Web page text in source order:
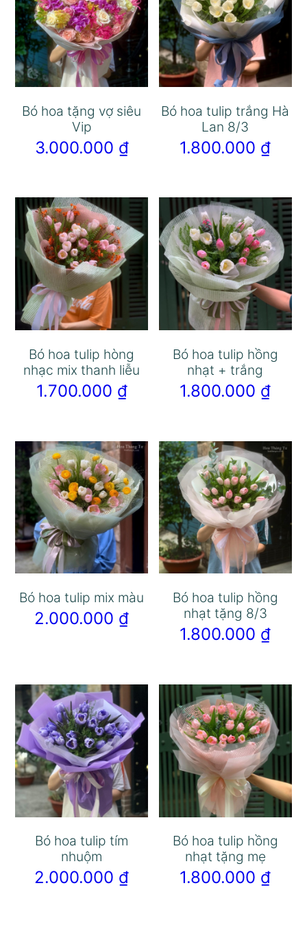
Bó hoa tặng vợ siêu
Vip
3.000.000 ₫
Bó hoa tulip trắng Hà
Lan 8/3
1.800.000 ₫
Bó hoa tulip hòng
nhạc mix thanh liễu
1.700.000 ₫
Bó hoa tulip hồng
nhạt + trắng
1.800.000 ₫
Bó hoa tulip mix màu
2.000.000 ₫
Bó hoa tulip hồng
nhạt tặng 8/3
1.800.000 ₫
Bó hoa tulip tím
nhuộm
2.000.000 ₫
Bó hoa tulip hồng
nhạt tặng mẹ
1.800.000 ₫